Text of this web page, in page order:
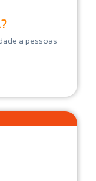
a pessoas